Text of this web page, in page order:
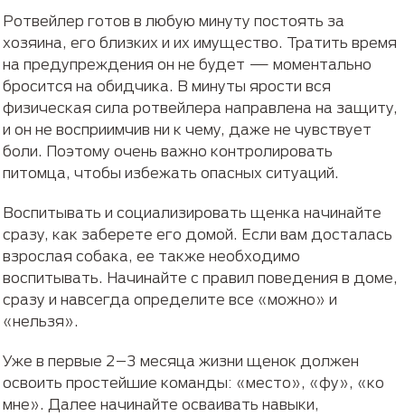
Ротвейлер готов в любую минуту постоять за
хозяина, его близких и их имущество. Тратить время
на предупреждения он не будет — моментально
бросится на обидчика. В минуты ярости вся
физическая сила ротвейлера направлена на защиту,
и он не восприимчив ни к чему, даже не чувствует
боли. Поэтому очень важно контролировать
питомца, чтобы избежать опасных ситуаций.
Воспитывать и социализировать щенка начинайте
сразу, как заберете его домой. Если вам досталась
взрослая собака, ее также необходимо
воспитывать. Начинайте с правил поведения в доме,
сразу и навсегда определите все «можно» и
«нельзя».
Уже в первые 2–3 месяца жизни щенок должен
освоить простейшие команды: «место», «фу», «ко
мне». Далее начинайте осваивать навыки,